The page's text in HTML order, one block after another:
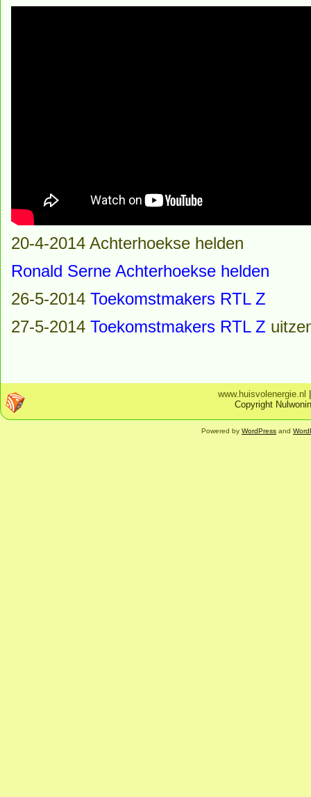
20-4-2014 Achterhoekse helden
Ronald Serne Achterhoekse helden
26-5-2014 Toekomstmakers RTL Z
27-5-2014 Toekomstmakers RTL Z
www.huisvolenergie.nl
Copyright
Powered by WordPress and